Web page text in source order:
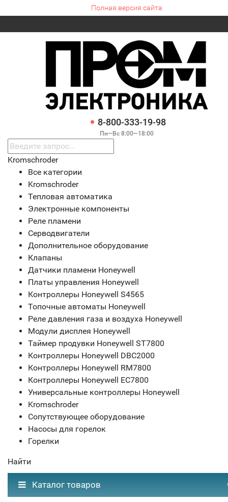
Полная версия сайта
8-800-333-19-98
Пн—Вс 8:00—18:00
Kromschroder
Все категории
Kromschroder
Тепловая автоматика
Электронные компоненты
Реле пламени
Серводвигатели
Дополнительное оборудование
Клапаны
Датчики пламени Honeywell
Платы управления Honeywell
Контроллеры Honeywell S4565
Топочные автоматы Honeywell
Реле давления газа и воздуха Honeywell
Модули дисплея Honeywell
Таймер продувки Honeywell ST7800
Контроллеры Honeywell DBC2000
Контроллеры Honeywell RM7800
Контроллеры Honeywell EC7800
Универсальные контроллеры Honeywell
Kromschroder
Сопутствующее оборудование
Насосы для горелок
Горелки
Найти
Каталог товаров